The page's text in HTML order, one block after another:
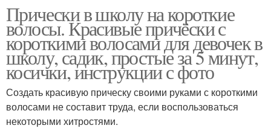
Прически в школу на короткие
волосы. Красивые причёски с
короткими волосами для девочек в
школу, садик, простые за 5 минут,
косички, инструкции с фото
Создать красивую прическу своими руками с короткими
волосами не составит труда, если воспользоваться
некоторыми хитростями.